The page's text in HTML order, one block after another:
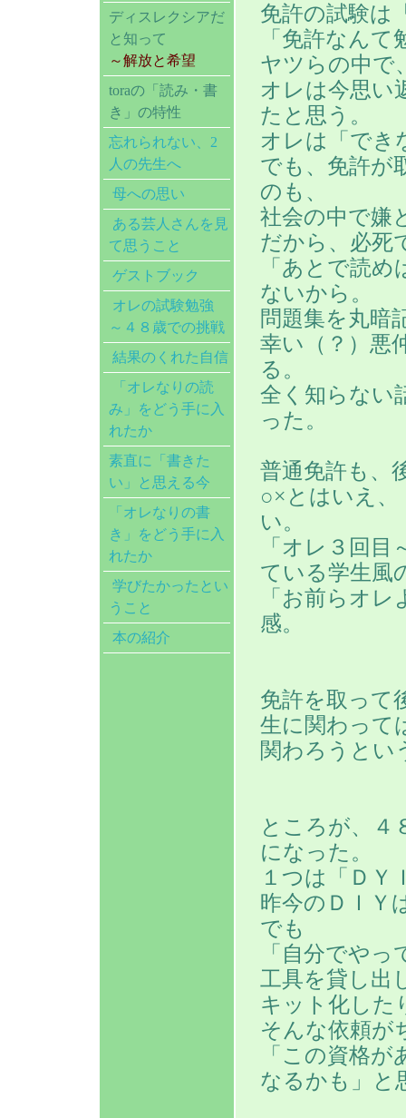
ディスレクシアだ
と知って
～解放と希望
toraの「読み・書
き」の特性
忘れられない、2
人の先生へ
母への思い
ある芸人さんを見
て思うこと
ゲストブック
オレの試験勉強
～４８歳での挑戦
結果のくれた自信
「オレなりの読
み」をどう手に入
れたか
素直に「書きた
い」と思える今
「オレなりの書
き」をどう手に入
れたか
学びたかったとい
うこと
本の紹介
免許の試験は
「免許なん
ヤツらの中で
オレは今思い
たと思う。
オレは「でき
でも、免許が
のも、
社会の中で嫌
だから、必死
「あとで読
ないから。
問題集を丸暗
幸い（？）悪
る。
全く知らない
った。
普通免許も、
○×とはいえ
い。
「オレ３回
ている学生風
「お前らオ
感。
免許を取って
生に関わって
関わろうとい
ところが、４
になった。
１つは「ＤＹ
昨今のＤＩＹ
でも
「自分でや
工具を貸し出
キット化した
そんな依頼が
「この資格
なるかも」と